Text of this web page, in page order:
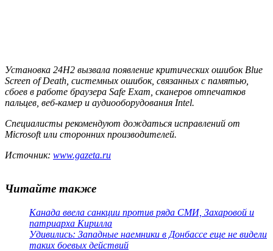
Установка 24H2 вызвала появление критических ошибок Blue
Screen of Death, системных ошибок, связанных с памятью,
сбоев в работе браузера Safe Exam, сканеров отпечатков
пальцев, веб-камер и аудиооборудования Intel.
Специалисты рекомендуют дождаться исправлений от
Microsoft или сторонних производителей.
Источник: www.gazeta.ru
Читайте также
Канада ввела санкции против ряда СМИ, Захаровой и
патриарха Кирилла
Удивились: Западные наемники в Донбассе еще не видели
таких боевых действий